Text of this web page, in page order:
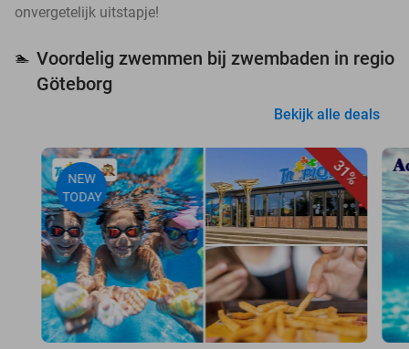
onvergetelijk uitstapje!
🏊 Voordelig zwemmen bij zwembaden in regio
Göteborg
Bekijk alle deals
31%
NEW
TODAY